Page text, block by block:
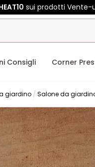
sui prodotti Vente-
Consigli Corner
giardino Salone da